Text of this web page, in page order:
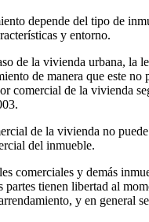
depende del tipo de
y entorno.
de la vivienda urbana, la
de manera que este no
comercial de la vivienda
de la vivienda no
del inmueble.
comerciales y demás
partes tienen libertad al
y en general